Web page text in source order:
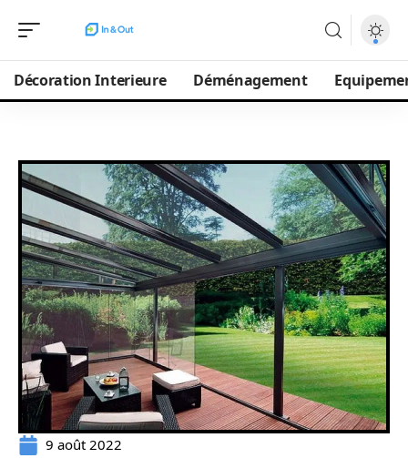
Décoration Interieure Déménagement
9 août 2022